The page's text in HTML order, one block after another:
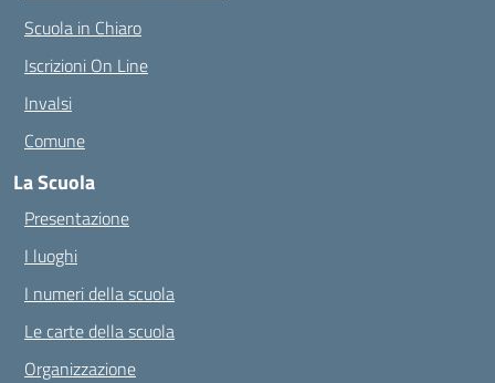
Scuola in Chiaro
Iscrizioni On Line
Invalsi
Comune
La Scuola
Presentazione
I luoghi
I numeri della scuola
Le carte della scuola
Organizzazione